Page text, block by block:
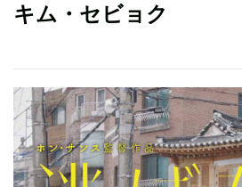
キム・セビョク